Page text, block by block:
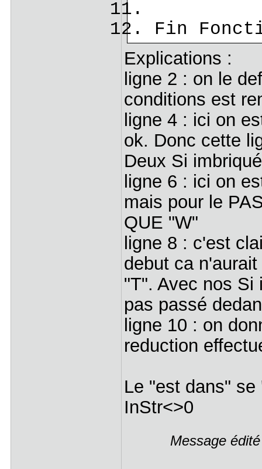
Fin
Explications :
ligne 2 : on le
conditions est
ligne 4 : ici on
ok. Donc cette
Deux Si
ligne 6 : ici on
mais pour le
QUE "W"
ligne 8 : c'est
debut ca
"T". Avec nos Si
pas passé
ligne 10 : on
reduction
Le "est dans"
InStr<>0
Message